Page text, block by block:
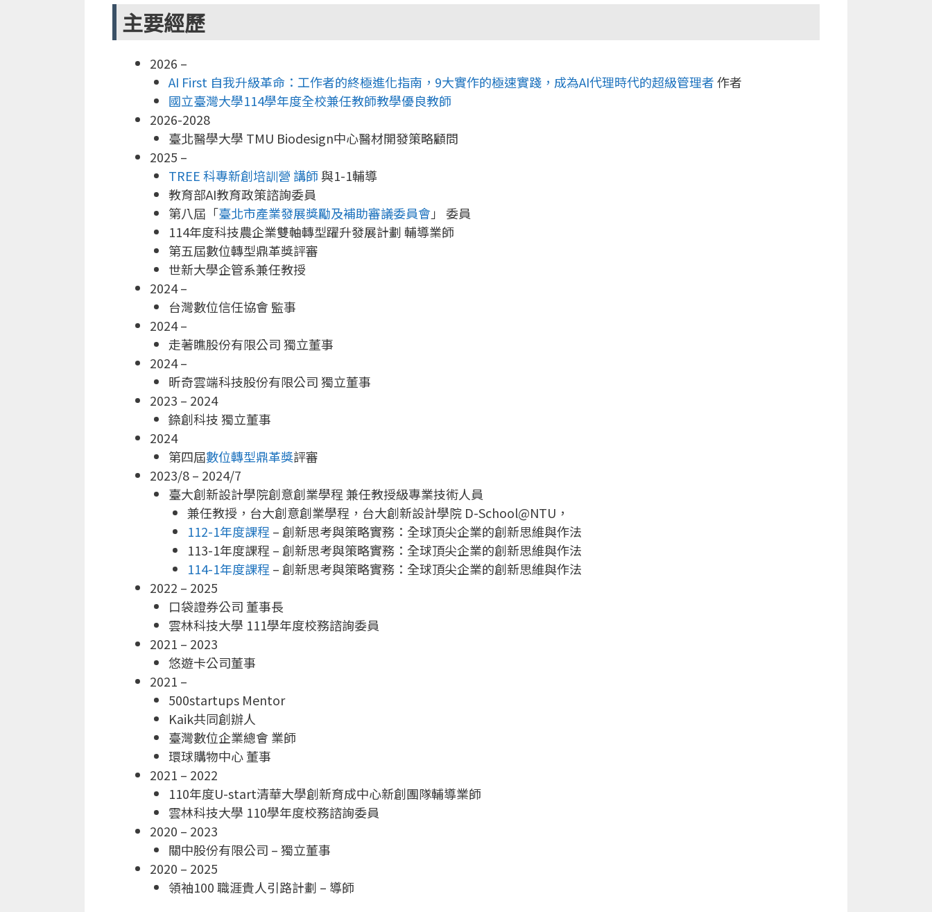
主要經歷
2026 –
AI First 自我升級革命：工作者的終極進化指南，9大實作的極速實踐，成為AI代理時代的超級管理者作者
國立臺灣大學114學年度全校兼任教師教學優良教師
2026-2028
臺北醫學大學 TMU Biodesign中心醫材開發策略顧問
2025 –
TREE 科專新創培訓營 講師與1-1輔導
教育部AI教育政策諮詢委員
第八屆「臺北市產業發展獎勵及補助審議委員會」 委員
114年度科技農企業雙軸轉型躍升發展計劃 輔導業師
第五屆數位轉型鼎革獎評審
世新大學企管系兼任教授
2024 –
台灣數位信任協會 監事
2024 –
走著瞧股份有限公司 獨立董事
2024 –
昕奇雲端科技股份有限公司 獨立董事
2023 – 2024
錼創科技 獨立董事
2024
第四屆數位轉型鼎革獎評審
2023/8 – 2024/7
臺大創新設計學院創意創業學程 兼任教授級專業技術人員
兼任教授，台大創意創業學程，台大創新設計學院 D-School@NTU，
112-1年度課程 – 創新思考與策略實務：全球頂尖企業的創新思維與作法
113-1年度課程 – 創新思考與策略實務：全球頂尖企業的創新思維與作法
114-1年度課程 – 創新思考與策略實務：全球頂尖企業的創新思維與作法
2022 – 2025
口袋證券公司 董事長
雲林科技大學 111學年度校務諮詢委員
2021 – 2023
悠遊卡公司董事
2021 –
500startups Mentor
Kaik共同創辦人
臺灣數位企業總會 業師
環球購物中心 董事
2021 – 2022
110年度U-start清華大學創新育成中心新創團隊輔導業師
雲林科技大學 110學年度校務諮詢委員
2020 – 2023
關中股份有限公司 – 獨立董事
2020 – 2025
領袖100 職涯貴人引路計劃 – 導師